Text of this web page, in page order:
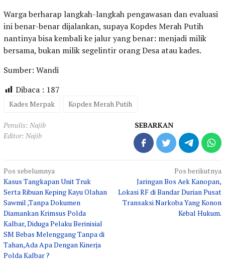
Warga berharap langkah-langkah pengawasan dan evaluasi
ini benar-benar dijalankan, supaya Kopdes Merah Putih
nantinya bisa kembali ke jalur yang benar: menjadi milik
bersama, bukan milik segelintir orang Desa atau kades.
Sumber: Wandi
Dibaca : 187
Kades Merpak Kopdes Merah Putih
Penulis: Najib
Editor: Najib
SEBARKAN
Navigasi
pos
Pos sebelumnya
Kasus Tangkapan Unit Truk
Serta Ribuan Keping Kayu Olahan
Sawmil ,Tanpa Dokumen
Diamankan Krimsus Polda
Kalbar, Diduga Pelaku Berinisial
SM Bebas Melenggang Tanpa di
Tahan,Ada Apa Dengan Kinerja
Polda Kalbar ?
Pos berikutnya
Jaringan Bos Aek Kanopan,
Lokasi RF di Bandar Durian Pusat
Transaksi Narkoba Yang Konon
Kebal Hukum.